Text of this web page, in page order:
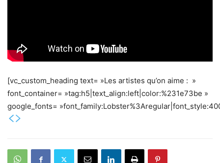
[vc_custom_heading text= »Les artistes qu’on aime : »
font_container= »tag:h5|text_align:left|color:%231e73be »
google_fonts=